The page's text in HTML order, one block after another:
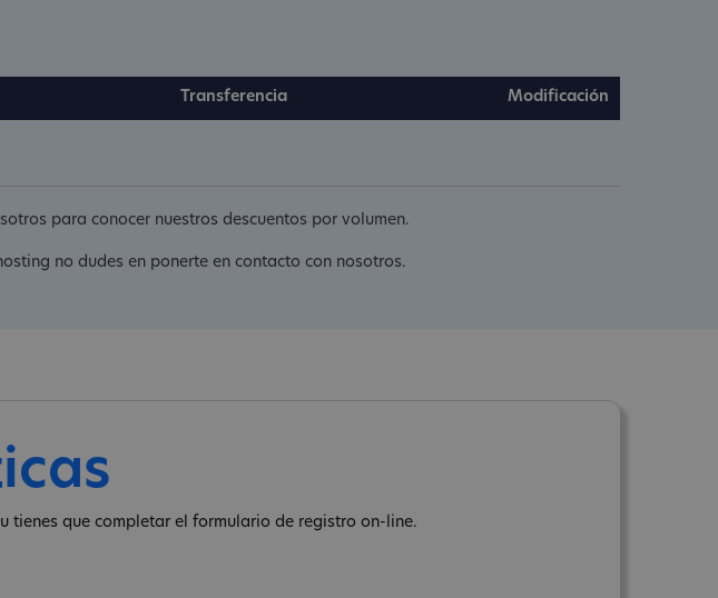
Transferencia Modificación
para conocer nuestros descuentos por volumen.
no dudes en ponerte en contacto con nosotros.
tienes que completar el formulario de registro on-line.